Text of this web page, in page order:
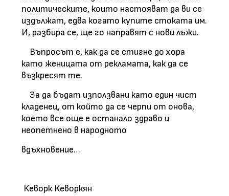
политическите, които настояват да ви се
издължат, едва когато купите стоката им.
И, разбира се, ще го направят с нови лъжи.
Въпросът е, как да се стигне до хора
като женицата от рекламата, как да се
възкресят те.
За да бъдат използвани като един чист
кладенец, от който да се черпи от онова,
което все още е останало здраво и
неопетнено в народното
вдъхновение…
Кеворк Кеворкян